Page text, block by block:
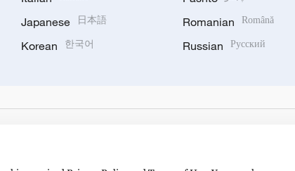
Japanese 日本語
Korean 한국어
Romanian Română
Russian Русский